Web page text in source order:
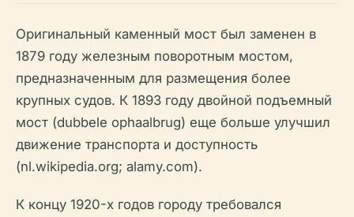
Оригинальный каменный мост был заменен в
1879 году железным поворотным мостом,
предназначенным для размещения более
крупных судов. К 1893 году двойной подъемный
мост (dubbele ophaalbrug) еще больше улучшил
движение транспорта и доступность
(nl.wikipedia.org; alamy.com).
К концу 1920-х годов городу требовался